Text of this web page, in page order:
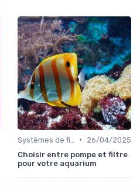
•
26/04/2025
Choisir entre pompe et filtre
pour votre aquarium